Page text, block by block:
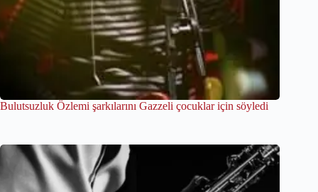
Bulutsuzluk Özlemi şarkılarını Gazzeli çocuklar için söyledi